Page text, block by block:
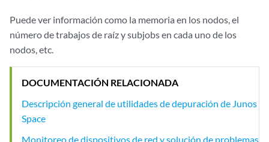
Puede ver información como la memoria en los nodos, el
número de trabajos de raíz y subjobs en cada uno de los
nodos, etc.
DOCUMENTACIÓN RELACIONADA
Descripción general de utilidades de depuración de Junos
Space
Monitoreo de dispositivos de red y solución de problemas